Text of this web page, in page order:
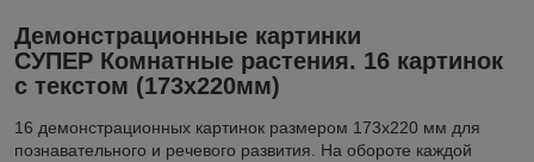
Демонстрационные картинки
СУПЕР Комнатные растения. 16 картинок
с текстом (173х220мм)
16 демонстрационных картинок размером 173х220 мм для
познавательного и речевого развития. На обороте каждой